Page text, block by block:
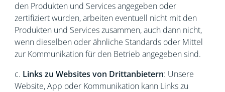
den Produkten und Services angegeben oder
zertifiziert wurden, arbeiten eventuell nicht mit den
Produkten und Services zusammen, auch dann nicht,
wenn dieselben oder ähnliche Standards oder Mittel
zur Kommunikation für den Betrieb angegeben sind.
c. Links zu Websites von Drittanbietern: Unsere
Website, App oder Kommunikation kann Links zu